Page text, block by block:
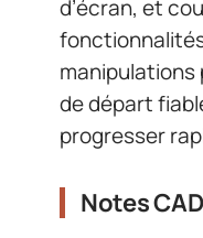
d’écran, et
manipulations
de départ
progresser
Notes CAD